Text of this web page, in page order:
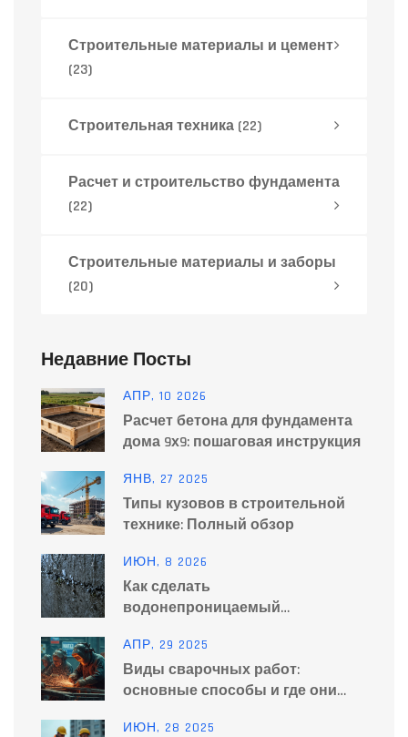
Строительные материалы и цемент
(23)
Строительная техника (22)
Расчет и строительство фундамента
(22)
Строительные материалы и заборы
(20)
Недавние Посты
АПР, 10 2026
Расчет бетона для фундамента
дома 9х9: пошаговая инструкция
ЯНВ, 27 2025
Типы кузовов в строительной
технике: Полный обзор
ИЮН, 8 2026
Как сделать
водонепроницаемый
инструкция и составы
АПР, 29 2025
Виды сварочных работ:
основные способы и где они
ИЮН, 28 2025